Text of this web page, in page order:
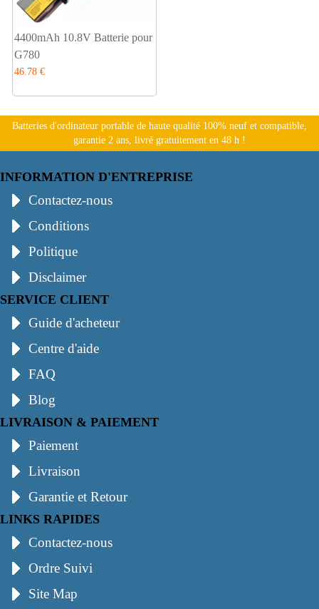
4400mAh 10.8V Batterie pour
G780
46.78 €
Batteries d'ordinateur portable de haute qualité 100% neuf et compatible,
garantie 2 ans, livré gratuitement en 48 h !
INFORMATION D'ENTREPRISE
Contactez-nous
Conditions
Politique
Disclaimer
SERVICE CLIENT
Guide d'acheteur
Centre d'aide
FAQ
Blog
LIVRAISON & PAIEMENT
Paiement
Livraison
Garantie et Retour
LINKS RAPIDES
Contactez-nous
Ordre Suivi
Site Map